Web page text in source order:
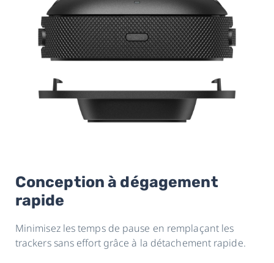
Conception à dégagement
rapide
Minimisez les temps de pause en remplaçant les
trackers sans effort grâce à la détachement rapide.